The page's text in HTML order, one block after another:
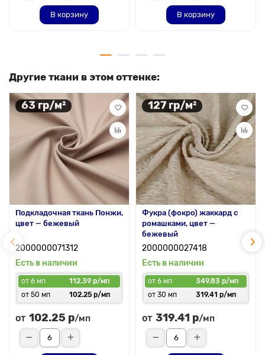
В корзину В корзину
Другие ткани в этом оттенке:
63 гр/м²
Подкладочная ткань Понжи,
цвет — бежевый
2000000071312
Есть в наличии
от 6 мп
112.39 р/мп
от 50 мп
102.25 р/мп
от 102.25 р/мп
127 гр/м²
Фукра (фокро) жаккард с
ромашками, цвет —
бежевый
2000000027418
Есть в наличии
от 6 мп
349.83 р/мп
от 30 мп
319.41 р/мп
от 319.41 р/мп